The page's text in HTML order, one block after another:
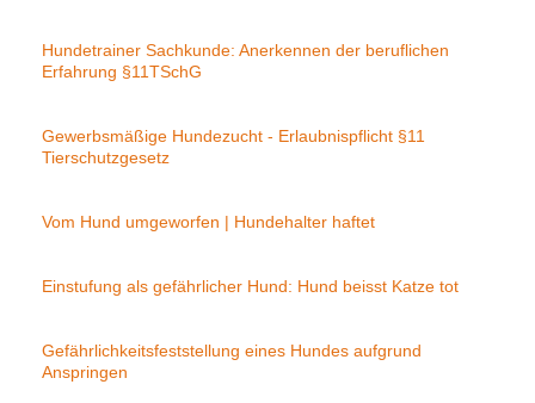
Hundetrainer Sachkunde: Anerkennen der beruflichen
Erfahrung §11TSchG
Gewerbsmäßige Hundezucht - Erlaubnispflicht §11
Tierschutzgesetz
Vom Hund umgeworfen | Hundehalter haftet
Einstufung als gefährlicher Hund: Hund beisst Katze tot
Gefährlichkeitsfeststellung eines Hundes aufgrund
Anspringen